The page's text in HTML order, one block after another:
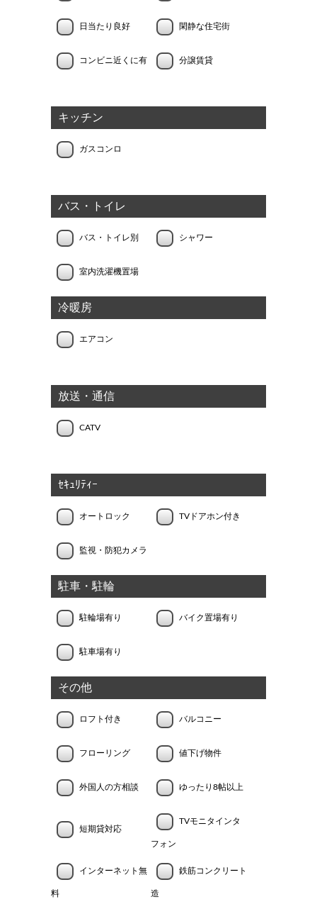
日当たり良好 閑静な住宅街
コンビニ近くに有 分譲賃貸
キッチン
ガスコンロ
バス・トイレ
バス・トイレ別 シャワー
室内洗濯機置場
冷暖房
エアコン
放送・通信
CATV
ｾｷｭﾘﾃｨｰ
オートロック TVドアホン付き
監視・防犯カメラ
駐車・駐輪
駐輪場有り バイク置場有り
駐車場有り
その他
ロフト付き バルコニー
フローリング 値下げ物件
外国人の方相談 ゆったり8帖以上
短期貸対応
TVモニタインタ
フォン
インターネット無
料
鉄筋コンクリート
造